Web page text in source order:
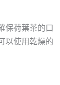
保荷葉茶的口
以使用乾燥的